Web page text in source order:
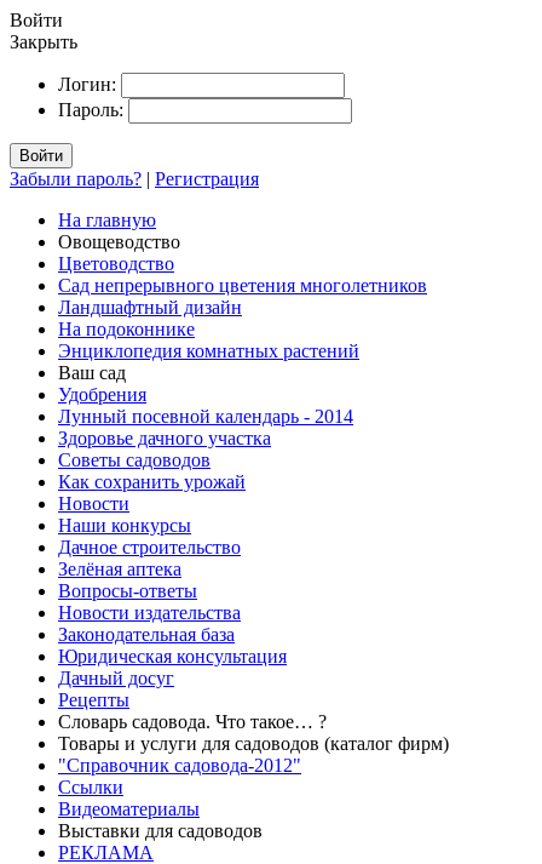
Войти
Закрыть
Логин:
Пароль:
Войти
Забыли пароль? | Регистрация
На главную
Овощеводство
Цветоводство
Сад непрерывного цветения многолетников
Ландшафтный дизайн
На подоконнике
Энциклопедия комнатных растений
Ваш сад
Удобрения
Лунный посевной календарь - 2014
Здоровье дачного участка
Советы садоводов
Как сохранить урожай
Новости
Наши конкурсы
Дачное строительство
Зелёная аптека
Вопросы-ответы
Новости издательства
Законодательная база
Юридическая консультация
Дачный досуг
Рецепты
Словарь садовода. Что такое… ?
Товары и услуги для садоводов (каталог фирм)
"Справочник садовода-2012"
Ссылки
Видеоматериалы
Выставки для садоводов
РЕКЛАМА